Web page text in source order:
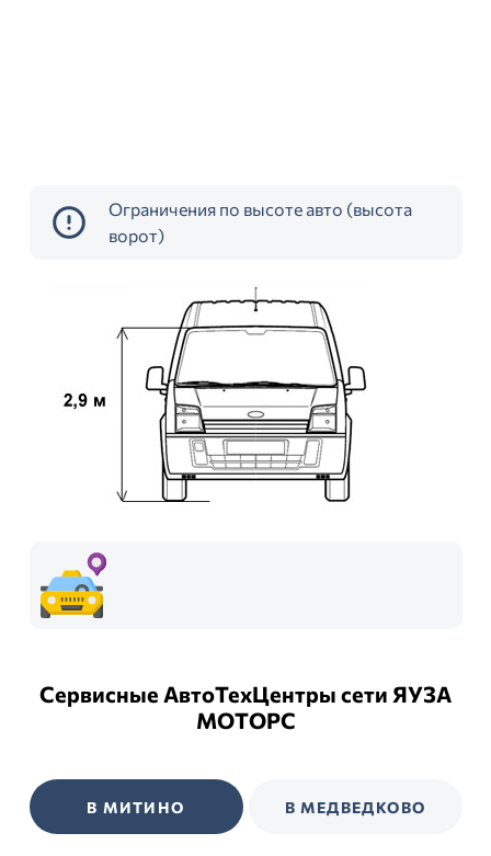
Ограничения по высоте авто (высота
ворот)
Сервисные АвтоТехЦентры сети ЯУЗА
МОТОРС
В МИТИНО В МЕДВЕДКОВО